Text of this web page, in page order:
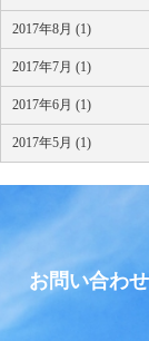
2017年8月 (1)
2017年7月 (1)
2017年6月 (1)
2017年5月 (1)
お問い合わ